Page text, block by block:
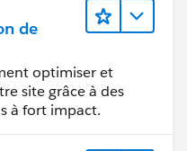
de
optimiser et
site grâce à des
à fort impact.